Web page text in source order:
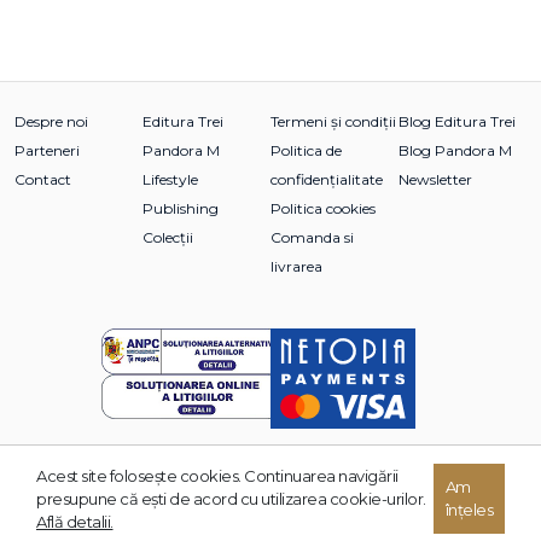
Despre noi
Parteneri
Contact
Editura Trei
Pandora M
Lifestyle
Publishing
Colecții
Termeni și condiții
Politica de
confidențialitate
Politica cookies
Comanda si
livrarea
Blog Editura Trei
Blog Pandora M
Newsletter
© 2026 Grupul Editorial TREI. Toate drepturile rezervate.
Acest site foloseşte cookies. Continuarea navigării
presupune că eşti de acord cu utilizarea cookie-urilor.
Află detalii.
Am
înțeles